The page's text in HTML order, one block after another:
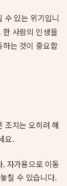
수 있는 위기입니
사람의 인생을
는 것이 중요합
조치는 오히려 해
요.
자가용으로 이동
칠 수 있습니다.